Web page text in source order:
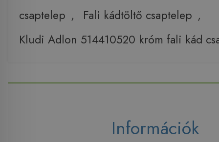
csaptelep , Fali kádtöltő csaptelep ,
Kludi Adlon 514410520 króm fali kád
Információk